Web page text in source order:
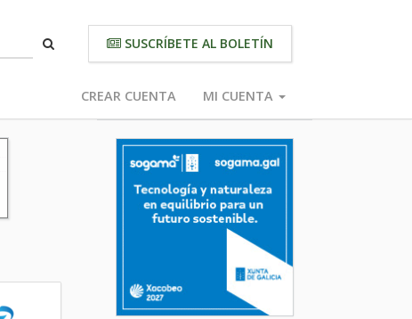
SUSCRÍBETE AL BOLETÍN
CREAR CUENTA MI CUENTA